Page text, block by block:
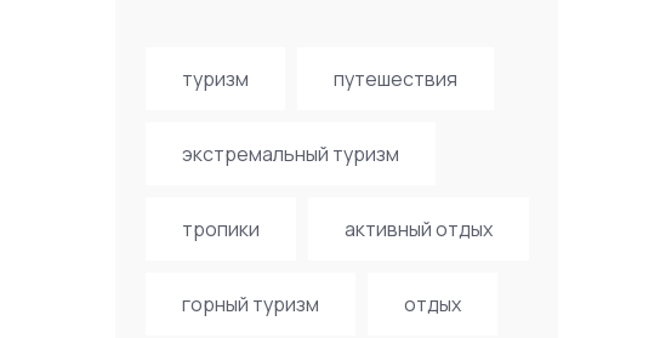
туризм путешествия
экстремальный туризм
тропики активный отдых
горный туризм отдых